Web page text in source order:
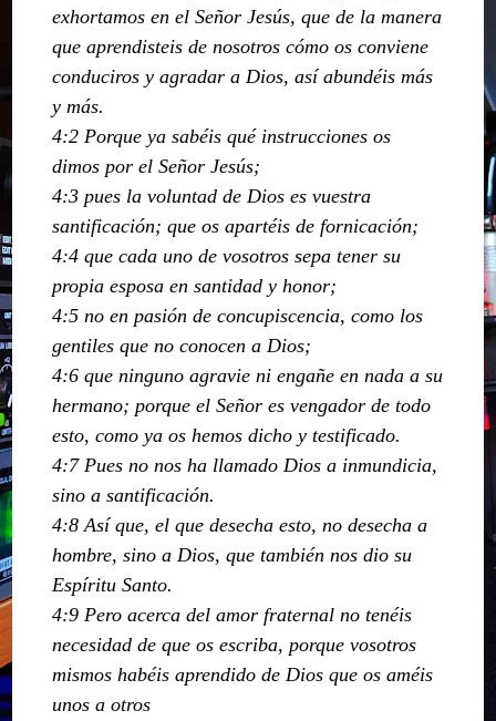
exhortamos en el Señor Jesús, que de la manera
que aprendisteis de nosotros cómo os conviene
conduciros y agradar a Dios, así abundéis más
y más.
4:2 Porque ya sabéis qué instrucciones os
dimos por el Señor Jesús;
4:3 pues la voluntad de Dios es vuestra
santificación; que os apartéis de fornicación;
4:4 que cada uno de vosotros sepa tener su
propia esposa en santidad y honor;
4:5 no en pasión de concupiscencia, como los
gentiles que no conocen a Dios;
4:6 que ninguno agravie ni engañe en nada a su
hermano; porque el Señor es vengador de todo
esto, como ya os hemos dicho y testificado.
4:7 Pues no nos ha llamado Dios a inmundicia,
sino a santificación.
4:8 Así que, el que desecha esto, no desecha a
hombre, sino a Dios, que también nos dio su
Espíritu Santo.
4:9 Pero acerca del amor fraternal no tenéis
necesidad de que os escriba, porque vosotros
mismos habéis aprendido de Dios que os améis
unos a otros